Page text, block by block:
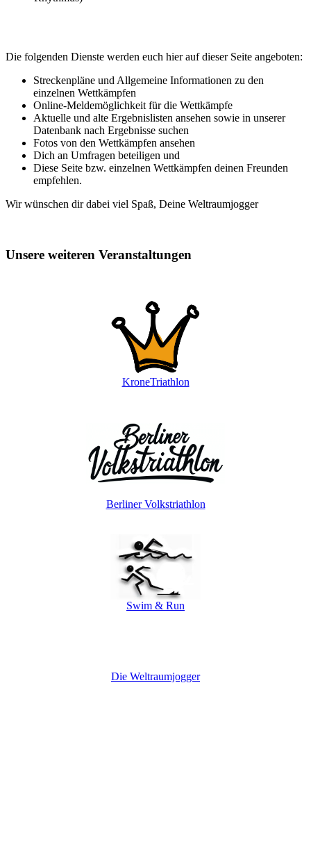
Die folgenden Dienste werden euch hier auf dieser Seite angeboten:
Streckenpläne und Allgemeine Informationen zu den
einzelnen Wettkämpfen
Online-Meldemöglichkeit für die Wettkämpfe
Aktuelle und alte Ergebnislisten ansehen sowie in unserer
Datenbank nach Ergebnisse suchen
Fotos von den Wettkämpfen ansehen
Dich an Umfragen beteiligen und
Diese Seite bzw. einzelnen Wettkämpfen deinen Freunden
empfehlen.
Wir wünschen dir dabei viel Spaß, Deine Weltraumjogger
Unsere weiteren Veranstaltungen
KroneTriathlon
Berliner Volkstriathlon
Swim & Run
Die Weltraumjogger